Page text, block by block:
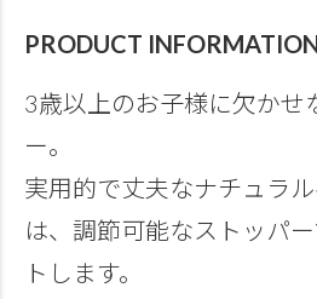
PRODUCT
3歳以上のお子様に欠かせ
ー。
実用的で丈夫なナチュラ
は、調節可能なストッパ
トします。